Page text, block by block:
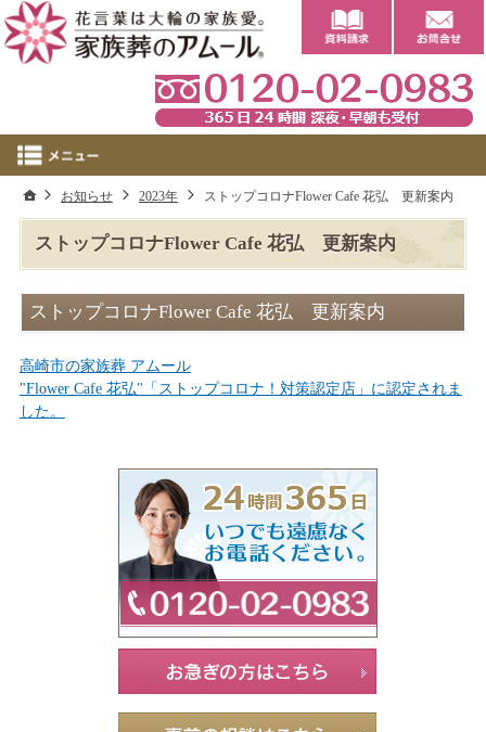
ストップコロナFlower Cafe 花弘 更新案内
ストップコロナFlower Cafe 花弘 更新案内
高崎市の家族葬 アムール
"Flower Cafe 花弘"「ストップコロナ！対策認定店」に認定されま
した。
ホーム
お知らせ 2023年 ストップコロナFlower Cafe 花弘 更新案内